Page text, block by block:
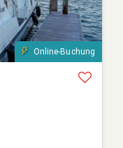
Online-Buchung